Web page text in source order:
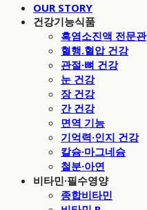
OUR STORY
건강기능식품
흑염소진액 전문관
혈행.혈압 건강
관절·뼈 건강
눈 건강
장 건강
간 건강
면역 기능
기억력·인지 건강
칼슘·마그네슘
철분·아연
비타민·필수영양
종합비타민